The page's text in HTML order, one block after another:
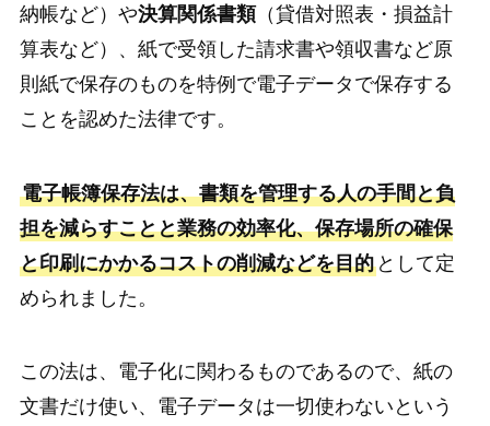
納帳など）や決算関係書類（貸借対照表・損益計
算表など）、紙で受領した請求書や領収書など原
則紙で保存のものを特例で電子データで保存する
ことを認めた法律です。
電子帳簿保存法は、書類を管理する人の手間と負
担を減らすことと業務の効率化、保存場所の確保
と印刷にかかるコストの削減などを目的として定
められました。
この法は、電子化に関わるものであるので、紙の
文書だけ使い、電子データは一切使わないという